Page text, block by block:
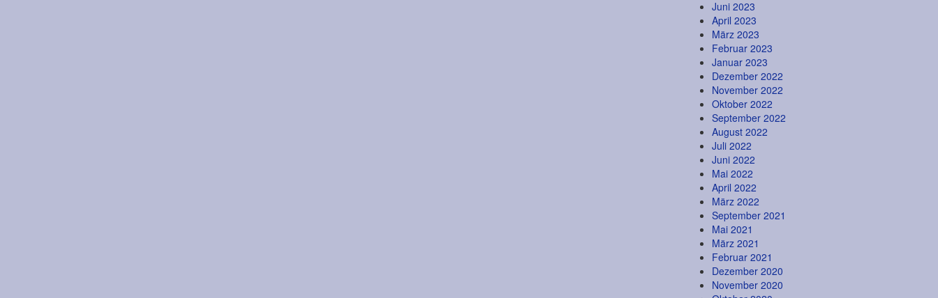
Juni 2023
April 2023
März 2023
Februar 2023
Januar 2023
Dezember 2022
November 2022
Oktober 2022
September 2022
August 2022
Juli 2022
Juni 2022
Mai 2022
April 2022
März 2022
September 2021
Mai 2021
März 2021
Februar 2021
Dezember 2020
November 2020